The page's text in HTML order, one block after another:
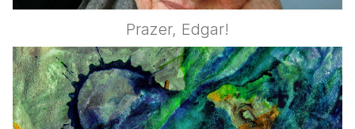
Prazer, Edgar!